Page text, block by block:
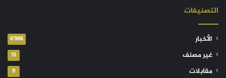
التصنيفات
الأخبار 6٬986
غير مصنف 15
مقابلات 9